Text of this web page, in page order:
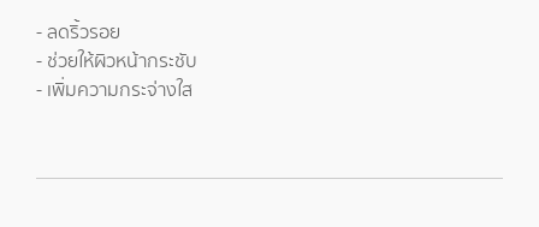
- ลดริ้วรอย
- ช่วยให้ผิวหน้ากระชับ
- เพิ่มความกระจ่างใส